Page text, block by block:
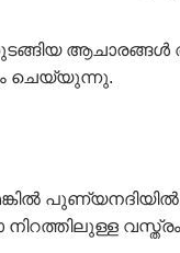
ആചാരങ്ങൾ
ചെയ്യുന്നു.
പുണ്യനദിയിൽ
വസ്ത്രം